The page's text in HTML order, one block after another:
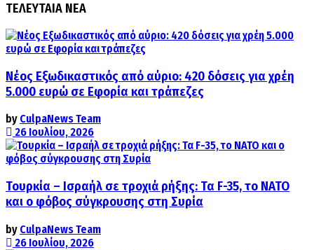
ΤΕΛΕΥΤΑΙΑ ΝΕΑ
Νέος Εξωδικαστικός από αύριο: 420 δόσεις για χρέη
5.000 ευρώ σε Εφορία και τράπεζες
by CulpaNews Team
26 Ιουλίου, 2026
Τουρκία – Ισραήλ σε τροχιά ρήξης: Τα F-35, το ΝΑΤΟ
και ο φόβος σύγκρουσης στη Συρία
by CulpaNews Team
26 Ιουλίου, 2026